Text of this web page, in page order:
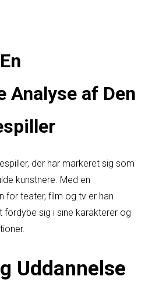
Analyse af Den
der har markeret sig som
kunstnere. Med en
for teater, film og tv er han
fordybe sig i sine karakterer og
Uddannelse